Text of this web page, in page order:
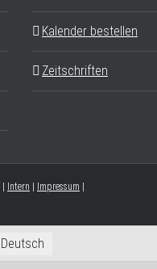
Kalender bestellen
Zeitschriften
Intern Impressum
Deutsch